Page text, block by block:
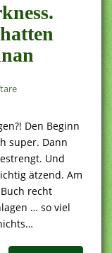
Den Beginn
super. Dann
Und
ätzend. Am
recht
… so viel